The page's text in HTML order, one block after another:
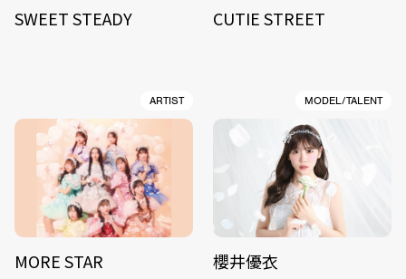
SWEET STEADY CUTIE STREET
ARTIST
MORE STAR
MODEL/TALENT
櫻井優衣